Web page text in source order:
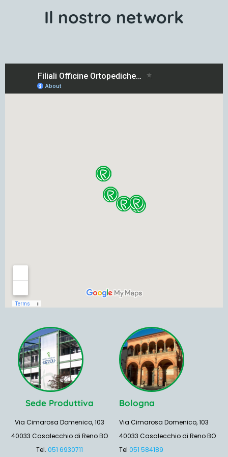
Il nostro network
Sede Produttiva
Via Cimarosa Domenico, 103
40033 Casalecchio di Reno BO
Tel. 051 6930711
Bologna
Via Cimarosa Domenico, 103
40033 Casalecchio di Reno BO
Tel 051 584189